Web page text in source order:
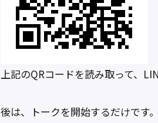
上記のQRコードを読み取って、
後は、トークを開始するだけです。